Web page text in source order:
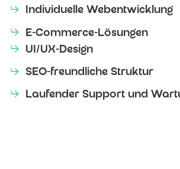
Individuelle Webentwicklung
E-Commerce-Lösungen
UI/UX-Design
SEO-freundliche Struktur
Laufender Support und